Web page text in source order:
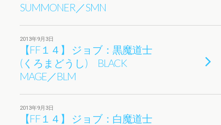
SUMMONER／SMN
2013年9月3日
【FF１４】 ジョブ：黒魔道士
(くろまどうし) BLACK
MAGE／BLM
2013年9月3日
【FF１４】 ジョブ：白魔道士